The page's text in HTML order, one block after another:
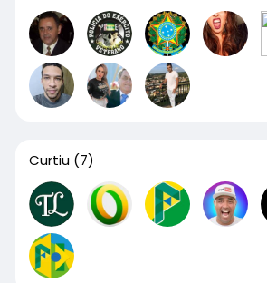
Curtiu (7)